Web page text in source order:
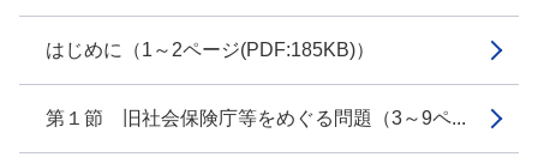
はじめに（1～2ページ(PDF:185KB)）
第１節 旧社会保険庁等をめぐる問題（3～9ペ...